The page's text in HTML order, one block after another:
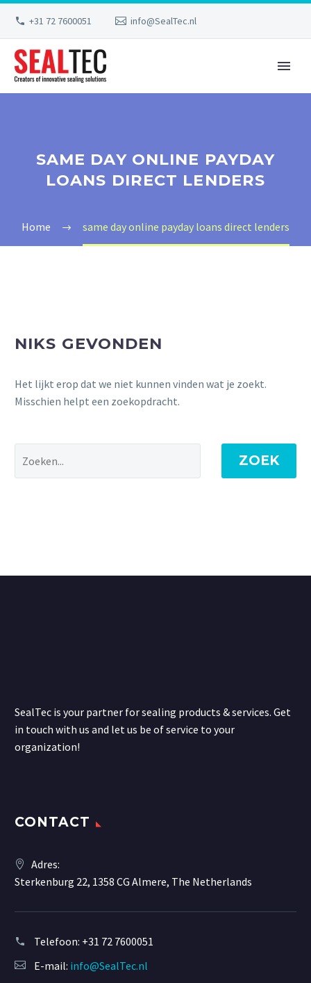
+31 72 7600051 info@SealTec.nl
SAME DAY ONLINE PAYDAY
LOANS DIRECT LENDERS
Home same day online payday loans direct lenders
NIKS GEVONDEN
Het lijkt erop dat we niet kunnen vinden wat je zoekt.
Misschien helpt een zoekopdracht.
ZOEK
SealTec is your partner for sealing products & services. Get
in touch with us and let us be of service to your
organization!
CONTACT
Adres:
Sterkenburg 22, 1358 CG Almere, The Netherlands
Telefoon: +31 72 7600051
E-mail: info@SealTec.nl